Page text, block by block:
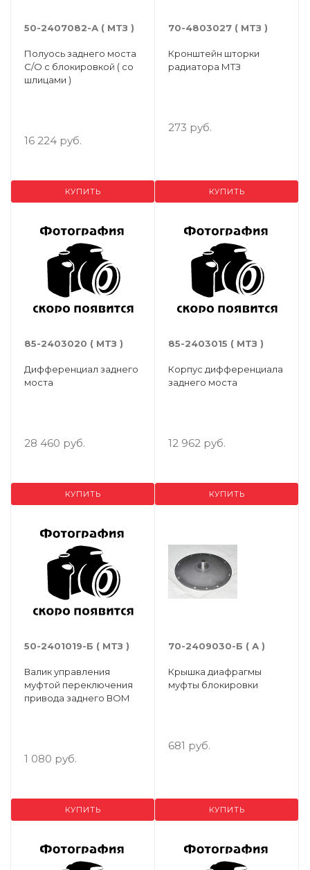
50-2407082-А ( МТЗ )
Полуось заднего моста
С/О с блокировкой ( со
шлицами )
16 224 руб.
КУПИТЬ
70-4803027 ( МТЗ )
Кронштейн шторки
радиатора МТЗ
273 руб.
КУПИТЬ
85-2403020 ( МТЗ )
Дифференциал заднего
моста
28 460 руб.
КУПИТЬ
85-2403015 ( МТЗ )
Корпус дифференциала
заднего моста
12 962 руб.
КУПИТЬ
50-2401019-Б ( МТЗ )
Валик управления
муфтой переключения
привода заднего ВОМ
1 080 руб.
КУПИТЬ
70-2409030-Б ( А )
Крышка диафрагмы
муфты блокировки
681 руб.
КУПИТЬ